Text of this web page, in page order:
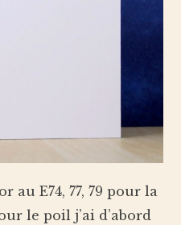
au E74, 77, 79 pour la
le poil j’ai d’abord